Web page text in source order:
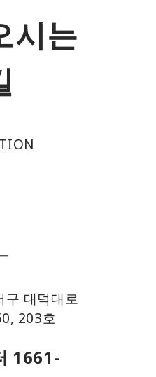
시는
구 대덕대로
203호
1661-